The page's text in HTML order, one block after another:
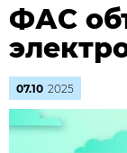
ФАС
07.10 2025